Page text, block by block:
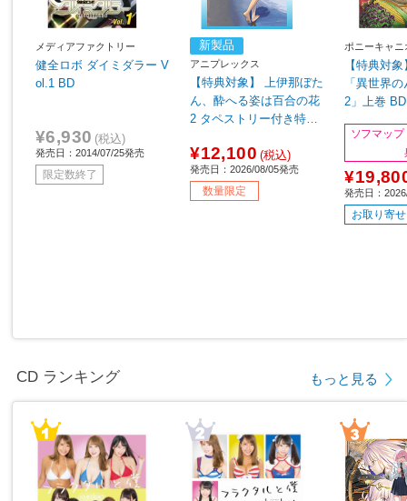
メディアファクトリー
健全ロボ ダイミダラー V
ol.1 BD
¥6,930 (税込)
発売日：2014/07/25発売
限定数終了
新製品
アニプレックス
【特典対象】 上伊那ぼた
ん、酔へる姿は百合の花
2 タペストリー付き特装
ソフマップ・アニメガ全
巻連続購入特典「全巻収
納BOX・缶バッジ6個セ
¥12,100 (税込)
発売日：2026/08/05発売
数量限定
ポニーキャニ
【特典対
「異世界
2」上巻
入特典「
X・B2タ
ービジュ
ソフマッ
発売日：
お取り寄せ
CD ランキング もっと見る